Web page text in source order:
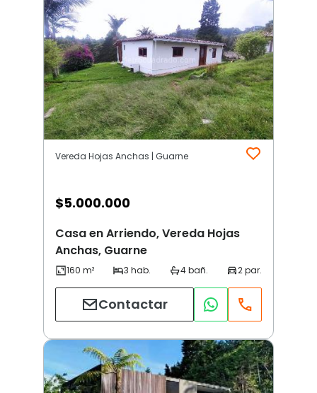
Vereda Hojas Anchas | Guarne
$5.000.000
Casa en Arriendo, Vereda Hojas
Anchas, Guarne
Contactar